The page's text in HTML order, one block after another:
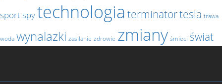
sportspytechnologia terminatortesla trawa
woda wynalazki zasilanie zdrowie zmiany śmieci świat